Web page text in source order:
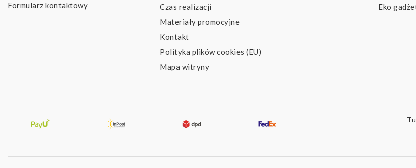
Formularz kontaktowy
Czas realizacji
Materiały promocyjne
Kontakt
Polityka plików cookies (EU)
Mapa witryny
Eko